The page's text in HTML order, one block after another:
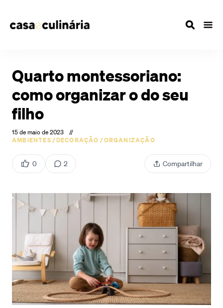
Quarto montessoriano:
como organizar o do seu
filho
15 de maio de 2023
//
AMBIENTES/DECORAÇÃO /ORGANIZAÇÃO
0 2 Compartilhar